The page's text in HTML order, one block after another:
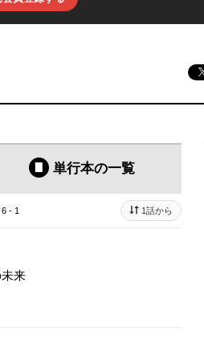
単行本の一覧
6 - 1 1話から
来